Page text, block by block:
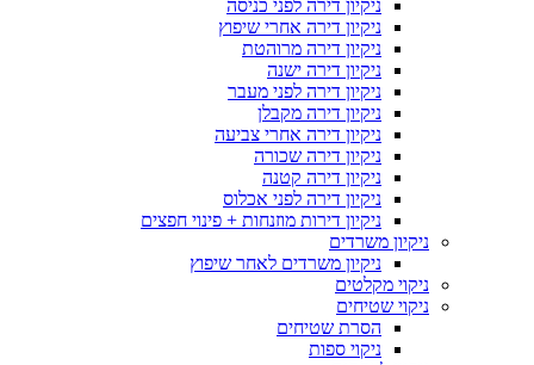
ניקיון דירה לפני כניסה
ניקיון דירה אחרי שיפוץ
ניקיון דירה מרוהטת
ניקיון דירה ישנה
ניקיון דירה לפני מעבר
ניקיון דירה מקבלן
ניקיון דירה אחרי צביעה
ניקיון דירה שכורה
ניקיון דירה קטנה
ניקיון דירה לפני אכלוס
ניקיון דירות מוזנחות + פינוי חפצים
ניקיון משרדים
ניקיון משרדים לאחר שיפוץ
ניקוי מקלטים
ניקוי שטיחים
הסרת שטיחים
ניקוי ספות